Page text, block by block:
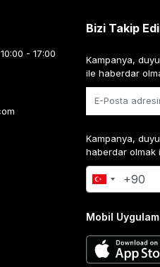
- 17:00
Bizi Takip
Kampanya,
ile haberdar
Kampanya,
haberdar olmak
Mobil